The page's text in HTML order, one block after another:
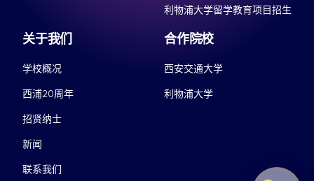
利物浦大学留学教育项目招生
关于我们
学校概况
西浦20周年
招贤纳士
新闻
联系我们
合作院校
西安交通大学
利物浦大学